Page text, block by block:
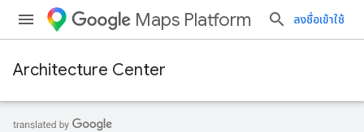
Maps Platform ลงชื่อเข้าใช้
Architecture Center